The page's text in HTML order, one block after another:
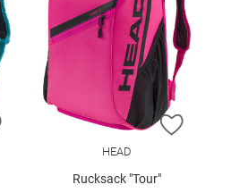
ZUR WUNSCHLISTE HINZUFÜGEN
ZUR
HEAD
Rucksack "Tour"